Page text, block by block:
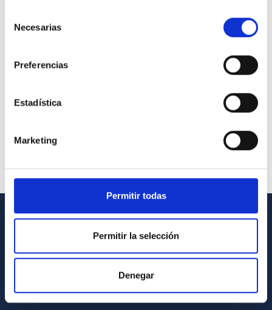
Necesarias
Preferencias
Estadística
Marketing
Permitir todas
Permitir la selección
Denegar
Contacto
Directorio de personal